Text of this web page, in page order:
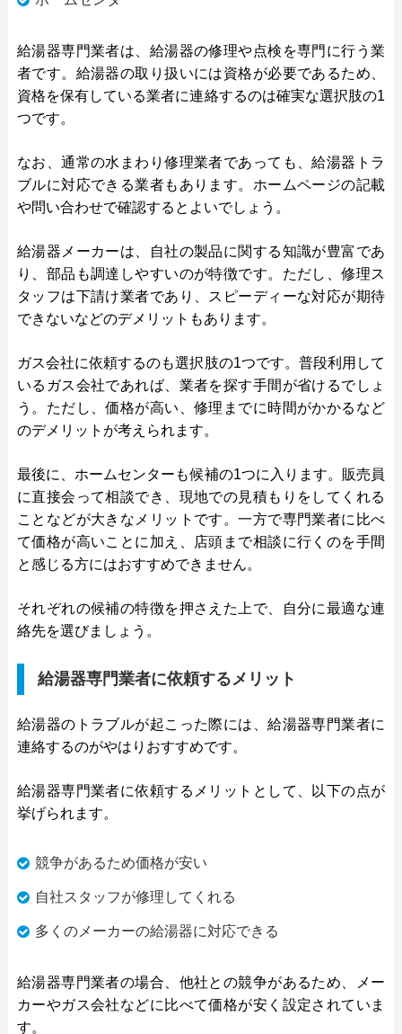
給湯器専門業者は、給湯器の修理や点検を専門に行う業
者です。給湯器の取り扱いには資格が必要であるため、
資格を保有している業者に連絡するのは確実な選択肢の1
つです。
なお、通常の水まわり修理業者であっても、給湯器トラ
ブルに対応できる業者もあります。ホームページの記載
や問い合わせで確認するとよいでしょう。
給湯器メーカーは、自社の製品に関する知識が豊富であ
り、部品も調達しやすいのが特徴です。ただし、修理ス
タッフは下請け業者であり、スピーディーな対応が期待
できないなどのデメリットもあります。
ガス会社に依頼するのも選択肢の1つです。普段利用して
いるガス会社であれば、業者を探す手間が省けるでしょ
う。ただし、価格が高い、修理までに時間がかかるなど
のデメリットが考えられます。
最後に、ホームセンターも候補の1つに入ります。販売員
に直接会って相談でき、現地での見積もりをしてくれる
ことなどが大きなメリットです。一方で専門業者に比べ
て価格が高いことに加え、店頭まで相談に行くのを手間
と感じる方にはおすすめできません。
それぞれの候補の特徴を押さえた上で、自分に最適な連
絡先を選びましょう。
給湯器専門業者に依頼するメリット
給湯器のトラブルが起こった際には、給湯器専門業者に
連絡するのがやはりおすすめです。
給湯器専門業者に依頼するメリットとして、以下の点が
挙げられます。
競争があるため価格が安い
自社スタッフが修理してくれる
多くのメーカーの給湯器に対応できる
給湯器専門業者の場合、他社との競争があるため、メー
カーやガス会社などに比べて価格が安く設定されていま
す。